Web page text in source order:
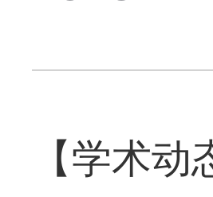
【学术